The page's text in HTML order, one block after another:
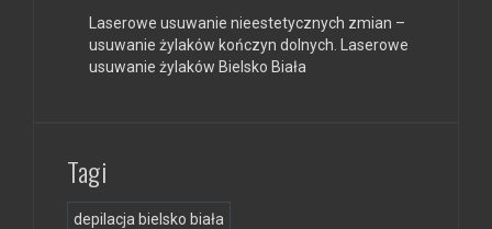
Laserowe usuwanie nieestetycznych zmian –
usuwanie żylaków kończyn dolnych. Laserowe
usuwanie żylaków Bielsko Biała
Tagi
depilacja bielsko biała